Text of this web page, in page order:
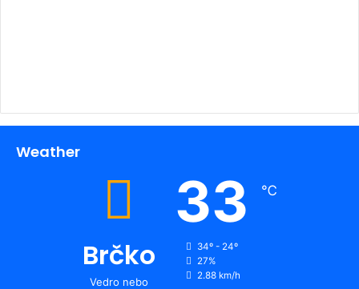
Weather
Brčko
Vedro nebo
33 ℃
34º - 24º
27%
2.88 km/h